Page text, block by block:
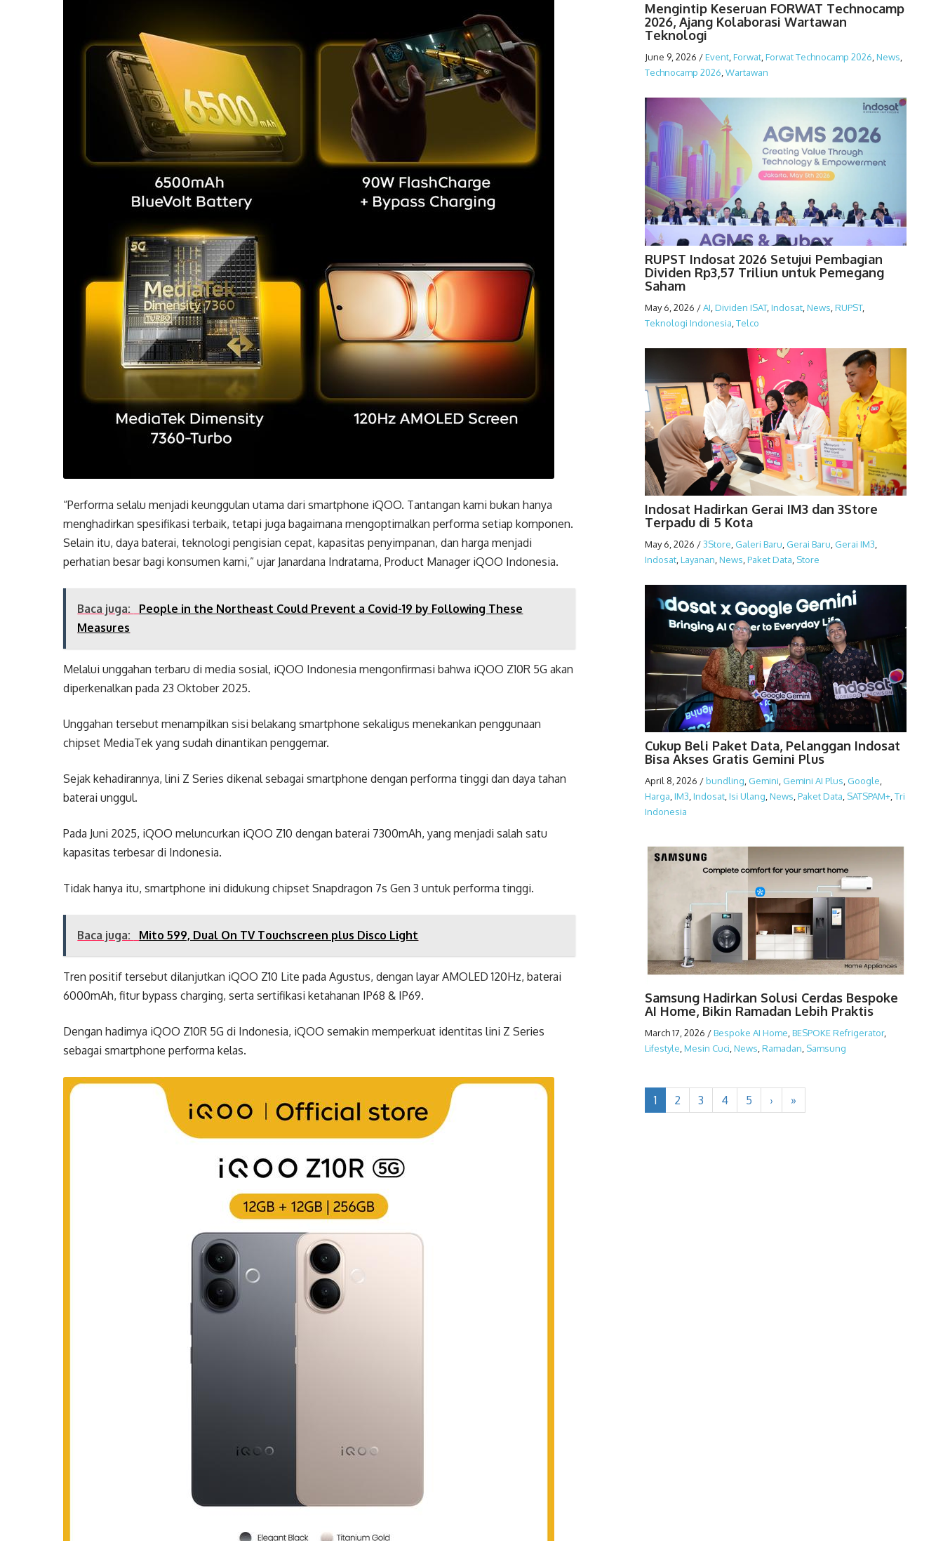
“Performa selalu menjadi keunggulan utama dari smartphone iQOO. Tantangan kami bukan hanya
menghadirkan spesifikasi terbaik, tetapi juga bagaimana mengoptimalkan performa setiap komponen.
Selain itu, daya baterai, teknologi pengisian cepat, kapasitas penyimpanan, dan harga menjadi
perhatian besar bagi konsumen kami,” ujar Janardana Indratama, Product Manager iQOO Indonesia.
Baca juga:
People in the Northeast Could Prevent a Covid-19 by Following These
Measures
Melalui unggahan terbaru di media sosial, iQOO Indonesia mengonfirmasi bahwa iQOO Z10R 5G akan
diperkenalkan pada 23 Oktober 2025.
Unggahan tersebut menampilkan sisi belakang smartphone sekaligus menekankan penggunaan
chipset MediaTek yang sudah dinantikan penggemar.
Sejak kehadirannya, lini Z Series dikenal sebagai smartphone dengan performa tinggi dan daya tahan
baterai unggul.
Pada Juni 2025, iQOO meluncurkan iQOO Z10 dengan baterai 7300mAh, yang menjadi salah satu
kapasitas terbesar di Indonesia.
Tidak hanya itu, smartphone ini didukung chipset Snapdragon 7s Gen 3 untuk performa tinggi.
Baca juga: Mito 599, Dual On TV Touchscreen plus Disco Light
Tren positif tersebut dilanjutkan iQOO Z10 Lite pada Agustus, dengan layar AMOLED 120Hz, baterai
6000mAh, fitur bypass charging, serta sertifikasi ketahanan IP68 & IP69.
Dengan hadirnya iQOO Z10R 5G di Indonesia, iQOO semakin memperkuat identitas lini Z Series
sebagai smartphone performa kelas.
Mengintip Keseruan FORWAT Technocamp
2026, Ajang Kolaborasi Wartawan
Teknologi
June 9, 2026 /Event,Forwat,Forwat Technocamp 2026,News,
Technocamp 2026,Wartawan
RUPST Indosat 2026 Setujui Pembagian
Dividen Rp3,57 Triliun untuk Pemegang
Saham
May 6, 2026 /AI Dividen ISAT, Indosat, News RUPST,
Teknologi Indonesia Telco
Indosat Hadirkan Gerai IM3 dan 3Store
Terpadu di 5 Kota
May 6, 2026 /3Store Galeri Baru Gerai Baru Gerai IM3
Indosat, Layanan News Paket Data Store
Cukup Beli Paket Data, Pelanggan Indosat
Bisa Akses Gratis Gemini Plus
April 8, 2026 /bundling Gemini Gemini AI Plus Google
Harga IM3 Indosat, Isi Ulang News Paket Data SATSPAM+, Tri
Indonesia
Samsung Hadirkan Solusi Cerdas Bespoke
AI Home, Bikin Ramadan Lebih Praktis
March 17, 2026 /Bespoke AI Home BESPOKE Refrigerator,
Lifestyle Mesin Cuci News Ramadan Samsung
1 2 3 4 5 › »